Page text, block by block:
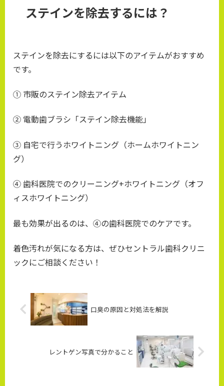
ステインを除去するには？
ステインを除去にするには以下のアイテムがおすすめ
です。
① 市販のステイン除去アイテム
② 電動歯ブラシ「ステイン除去機能」
③ 自宅で行うホワイトニング（ホームホワイトニン
グ）
④ 歯科医院でのクリーニング+ホワイトニング（オフ
ィスホワイトニング）
最も効果が出るのは、④の歯科医院でのケアです。
着色汚れが気になる方は、ぜひセントラル歯科クリニ
ックにご相談ください！
口臭の原因と対処法を解説
レントゲン写真で分かること